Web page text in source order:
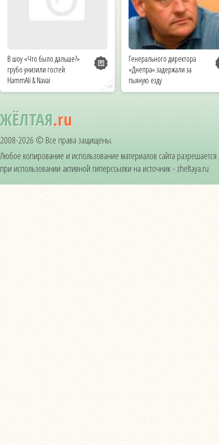
В шоу «Что было дальше?»
грубо унизили гостей
HammAli & Navai
Генерального директора
«Днепра» задержали за
пьяную езду
ЖЁЛТАЯ.ru
2008-2026 © Все права защищены.
Любое копирование и использование материалов сайта
при использовании активной гиперссылки на источник - zheltaya.ru